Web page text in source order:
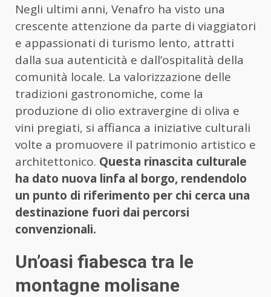
Negli ultimi anni, Venafro ha visto una
crescente attenzione da parte di viaggiatori
e appassionati di turismo lento, attratti
dalla sua autenticità e dall’ospitalità della
comunità locale. La valorizzazione delle
tradizioni gastronomiche, come la
produzione di olio extravergine di oliva e
vini pregiati, si affianca a iniziative culturali
volte a promuovere il patrimonio artistico e
architettonico. Questa rinascita culturale
ha dato nuova linfa al borgo, rendendolo
un punto di riferimento per chi cerca una
destinazione fuori dai percorsi
convenzionali.
Un’oasi fiabesca tra le
montagne molisane